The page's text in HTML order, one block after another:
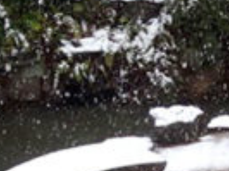
on line 229 Warning